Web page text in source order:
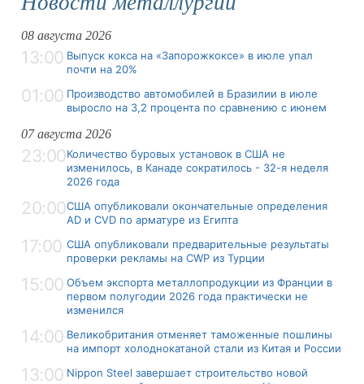
08 августа 2026
13:00 Выпуск кокса на «Запорожкоксе» в июле упал
почти на 20%
01:00 Производство автомобилей в Бразилии в июле
выросло на 3,2 процента по сравнению с июнем
07 августа 2026
23:00Количество буровых установок в США не
изменилось, в Канаде сократилось - 32-я неделя
2026 года
20:00США опубликовали окончательные определения
AD и CVD по арматуре из Египта
17:00 США опубликовали предварительные результаты
проверки рекламы на CWP из Турции
15:00 Объем экспорта металлопродукции из Франции в
первом полугодии 2026 года практически не
изменился
14:00 Великобритания отменяет таможенные пошлины
на импорт холоднокатаной стали из Китая и России
13:00 Nippon Steel завершает строительство новой